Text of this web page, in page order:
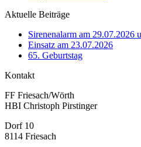
Aktuelle Beiträge
Sirenenalarm am 29.07.2026
Einsatz am 23.07.2026
65. Geburtstag
Kontakt
FF Friesach/Wörth
HBI Christoph Pirstinger
Dorf 10
8114 Friesach